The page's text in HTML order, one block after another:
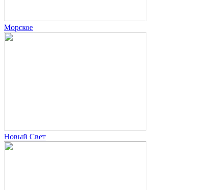
Морское
Новый Свет